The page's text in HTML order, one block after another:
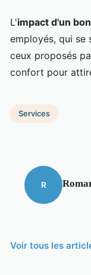
L'impact d'un
employés, qui se
ceux proposés
confort pour
Services
R
Voir tous les